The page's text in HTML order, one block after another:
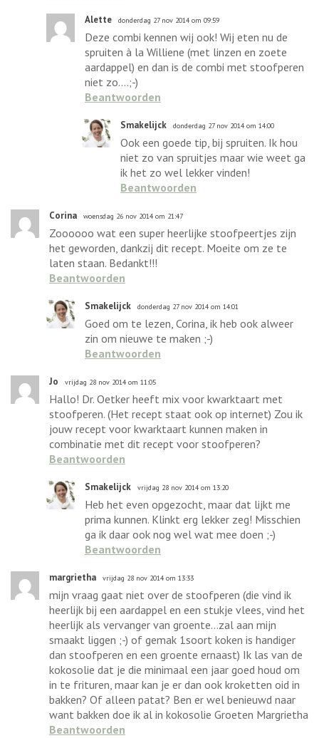
Alette donderdag 27 nov 2014 om 09:59
Deze combi kennen wij ook! Wij eten nu de
spruiten à la Williene (met linzen en zoete
aardappel) en dan is de combi met stoofperen
niet zo....;-)
Beantwoorden
Smakelijck donderdag 27 nov 2014 om 14:00
Ook een goede tip, bij spruiten. Ik hou
niet zo van spruitjes maar wie weet ga
ik het zo wel lekker vinden!
Beantwoorden
Corina woensdag 26 nov 2014 om 21:47
Zoooooo wat een super heerlijke stoofpeertjes zijn
het geworden, dankzij dit recept. Moeite om ze te
laten staan. Bedankt!!!
Beantwoorden
Smakelijck donderdag 27 nov 2014 om 14:01
Goed om te lezen, Corina, ik heb ook alweer
zin om nieuwe te maken ;-)
Beantwoorden
Jo vrijdag 28 nov 2014 om 11:05
Hallo! Dr. Oetker heeft mix voor kwarktaart met
stoofperen. (Het recept staat ook op internet) Zou ik
jouw recept voor kwarktaart kunnen maken in
combinatie met dit recept voor stoofperen?
Beantwoorden
Smakelijck vrijdag 28 nov 2014 om 13:20
Heb het even opgezocht, maar dat lijkt me
prima kunnen. Klinkt erg lekker zeg! Misschien
ga ik daar ook nog wel wat mee doen ;-)
Beantwoorden
margrietha vrijdag 28 nov 2014 om 13:33
mijn vraag gaat niet over de stoofperen (die vind ik
heerlijk bij een aardappel en een stukje vlees, vind het
heerlijk als vervanger van groente...zal aan mijn
smaakt liggen ;-) of gemak 1soort koken is handiger
dan stoofperen en een groente ernaast) Ik las van de
kokosolie dat je die minimaal een jaar goed houd om
in te frituren, maar kan je er dan ook kroketten oid in
bakken? Of alleen patat? Ben er wel benieuwd naar
want bakken doe ik al in kokosolie Groeten Margrietha
Beantwoorden